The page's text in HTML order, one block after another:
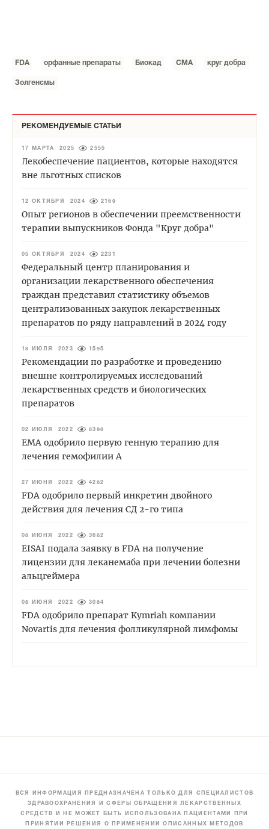
FDA орфанные препараты Биокад СМА круг добра
Золгенсмы
РЕКОМЕНДУЕМЫЕ СТАТЬИ
17 МАРТА 2025 2555
Лекобеспечение пациентов, которые находятся
вне льготных списков
12 ОКТЯБРЯ 2024 2169
Опыт регионов в обеспечении преемственности
терапии выпускников Фонда "Круг добра"
05 ОКТЯБРЯ 2024 2231
Федеральный центр планирования и
организации лекарственного обеспечения
граждан представил статистику объемов
централизованных закупок лекарственных
препаратов по ряду направлений в 2024 году
18 ИЮЛЯ 2023 1595
Рекомендации по разработке и проведению
внешне контролируемых исследований
лекарственных средств и биологических
препаратов
02 ИЮЛЯ 2022 8398
EMA одобрило первую генную терапию для
лечения гемофилии А
27 ИЮНЯ 2022 4282
FDA одобрило первый инкретин двойного
действия для лечения СД 2-го типа
08 ИЮНЯ 2022 3682
EISAI подала заявку в FDA на получение
лицензии для леканемаба при лечении болезни
альцгеймера
08 ИЮНЯ 2022 3084
FDA одобрило препарат Kymriah компании
Novartis для лечения фолликулярной лимфомы
ВСЯ ИНФОРМАЦИЯ ПРЕДНАЗНАЧЕНА ТОЛЬКО ДЛЯ СПЕЦИАЛИСТОВ
ЗДРАВООХРАНЕНИЯ И СФЕРЫ ОБРАЩЕНИЯ ЛЕКАРСТВЕННЫХ
СРЕДСТВ И НЕ МОЖЕТ БЫТЬ ИСПОЛЬЗОВАНА ПАЦИЕНТАМИ ПРИ
ПРИНЯТИИ РЕШЕНИЯ О ПРИМЕНЕНИИ ОПИСАННЫХ МЕТОДОВ